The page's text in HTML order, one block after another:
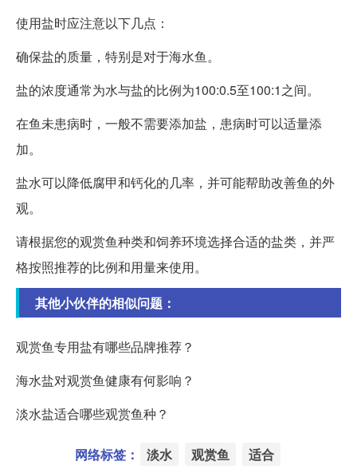
使用盐时应注意以下几点：
确保盐的质量，特别是对于海水鱼。
盐的浓度通常为水与盐的比例为100:0.5至100:1之间。
在鱼未患病时，一般不需要添加盐，患病时可以适量添
加。
盐水可以降低腐甲和钙化的几率，并可能帮助改善鱼的外
观。
请根据您的观赏鱼种类和饲养环境选择合适的盐类，并严
格按照推荐的比例和用量来使用。
其他小伙伴的相似问题：
观赏鱼专用盐有哪些品牌推荐？
海水盐对观赏鱼健康有何影响？
淡水盐适合哪些观赏鱼种？
网络标签： 淡水 观赏鱼 适合